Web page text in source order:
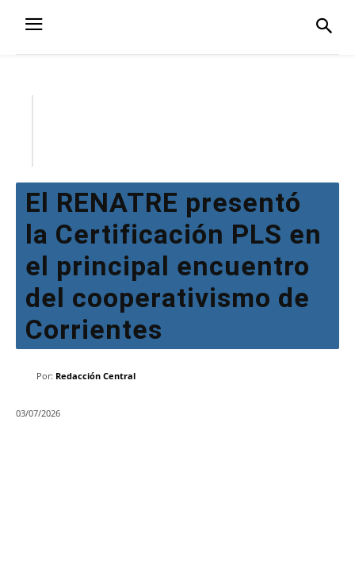
El RENATRE presentó
la Certificación PLS en
el principal encuentro
del cooperativismo de
Corrientes
Por: Redacción Central
03/07/2026